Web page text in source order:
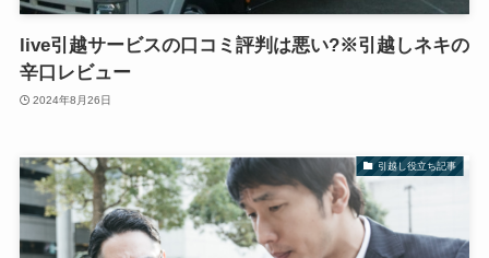
live引越サービスの口コミ評判は悪い?※引越しネキの
辛口レビュー
2024年8月26日
引越し役立ち記事